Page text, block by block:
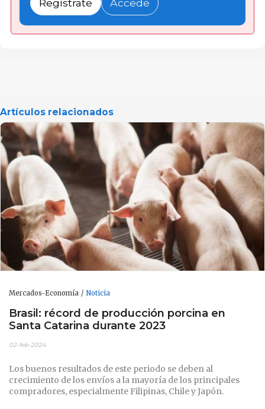
Regístrate Accede
Artículos relacionados
Mercados-Economía Noticia
Brasil: récord de producción porcina en
Santa Catarina durante 2023
02-feb-2024
Los buenos resultados de este periodo se deben al
crecimiento de los envíos a la mayoría de los principales
compradores, especialmente Filipinas, Chile y Japón.